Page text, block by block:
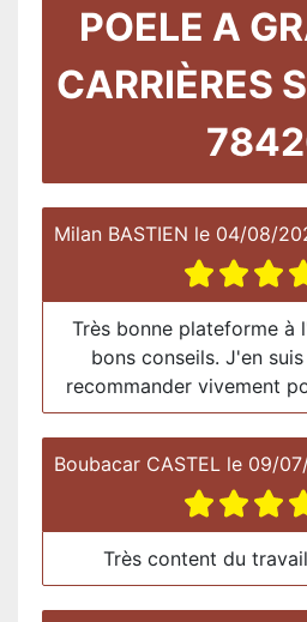
POELE A
CARRIÈRES
Milan BASTIEN le 04/08/
Très bonne plateforme à
bons conseils. J'en
recommander vivement
Boubacar CASTEL le 09/
Très content du